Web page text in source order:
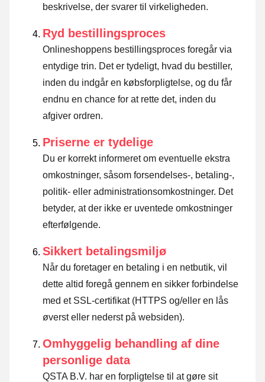
beskrivelse, der svarer til virkeligheden.
Ryd bestillingsproces
Onlineshoppens bestillingsproces foregår via
entydige trin. Det er tydeligt, hvad du bestiller,
inden du indgår en købsforpligtelse, og du får
endnu en chance for at rette det, inden du
afgiver ordren.
Priserne er tydelige
Du er korrekt informeret om eventuelle ekstra
omkostninger, såsom forsendelses-, betaling-,
politik- eller administrationsomkostninger. Det
betyder, at der ikke er uventede omkostninger
efterfølgende.
Sikkert betalingsmiljø
Når du foretager en betaling i en netbutik, vil
dette altid foregå gennem en sikker forbindelse
med et SSL-certifikat (HTTPS og/eller en lås
øverst eller nederst på websiden).
Omhyggelig behandling af dine
personlige data
QSTA B.V. har en forpligtelse til at gøre sit